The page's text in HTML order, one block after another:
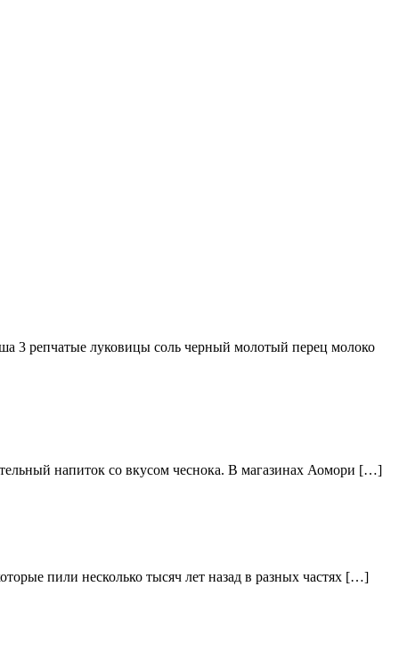
3 репчатые луковицы соль черный молотый перец молоко
напиток со вкусом чеснока. В магазинах Аомори […]
пили несколько тысяч лет назад в разных частях […]